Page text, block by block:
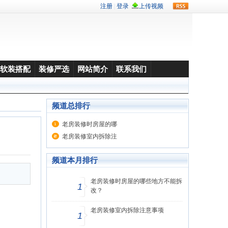
软装搭配 装修严选 网站简介 联系我们
频道总排行
老房装修时房屋的哪
老房装修室内拆除注
频道本月排行
1
老房装修时房屋的哪些地方不能拆
改？
1
老房装修室内拆除注意事项